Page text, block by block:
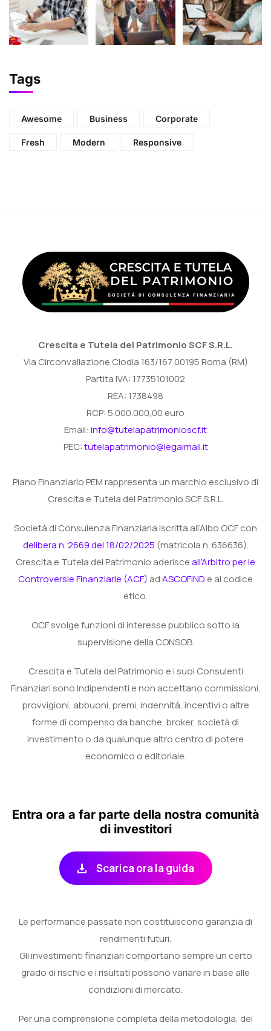
Tags
Awesome Business Corporate
Fresh Modern Responsive
Piano Finanziario PEM rappresenta un marchio esclusivo di
Crescita e Tutela del Patrimonio SCF S.R.L.
Società di Consulenza Finanziaria iscritta all’Albo OCF con
delibera n. 2669 del 18/02/2025 (matricola n. 636636).
Crescita e Tutela del Patrimonio aderisceall’Arbitro per le
Controversie Finanziarie (ACF) adASCOFIND e al codice
etico.
OCF svolge funzioni di interesse pubblico sotto la
supervisione della CONSOB.
Crescita e Tutela del Patrimonio e i suoi Consulenti
Finanziari sono Indipendenti e non accettano commissioni,
provvigioni, abbuoni, premi, indennità, incentivi o altre
forme di compenso da banche, broker, società di
investimento o da qualunque altro centro di potere
economico o editoriale.
Entra ora a far parte della nostra comunità
di investitori
Crescita e Tutela del Patrimonio SCF S.R.L.
Via Circonvallazione Clodia 163/167 00195 Roma (RM)
Partita IVA: 17735101002
REA: 1738498
RCP: 5.000.000,00 euro
Email: info@tutelapatrimonioscf.it
PEC:tutelapatrimonio@legalmail.it
Le performance passate non costituiscono garanzia di
rendimenti futuri.
Gli investimenti finanziari comportano sempre un certo
grado di rischio e i risultati possono variare in base alle
condizioni di mercato.
Per una comprensione completa della metodologia, dei